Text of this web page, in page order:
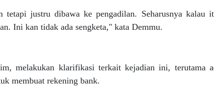
tetapi justru dibawa ke pengadilan. Seharusnya kalau
Ini kan tidak ada sengketa," kata Demmu.
melakukan klarifikasi terkait kejadian ini, terutama
membuat rekening bank.